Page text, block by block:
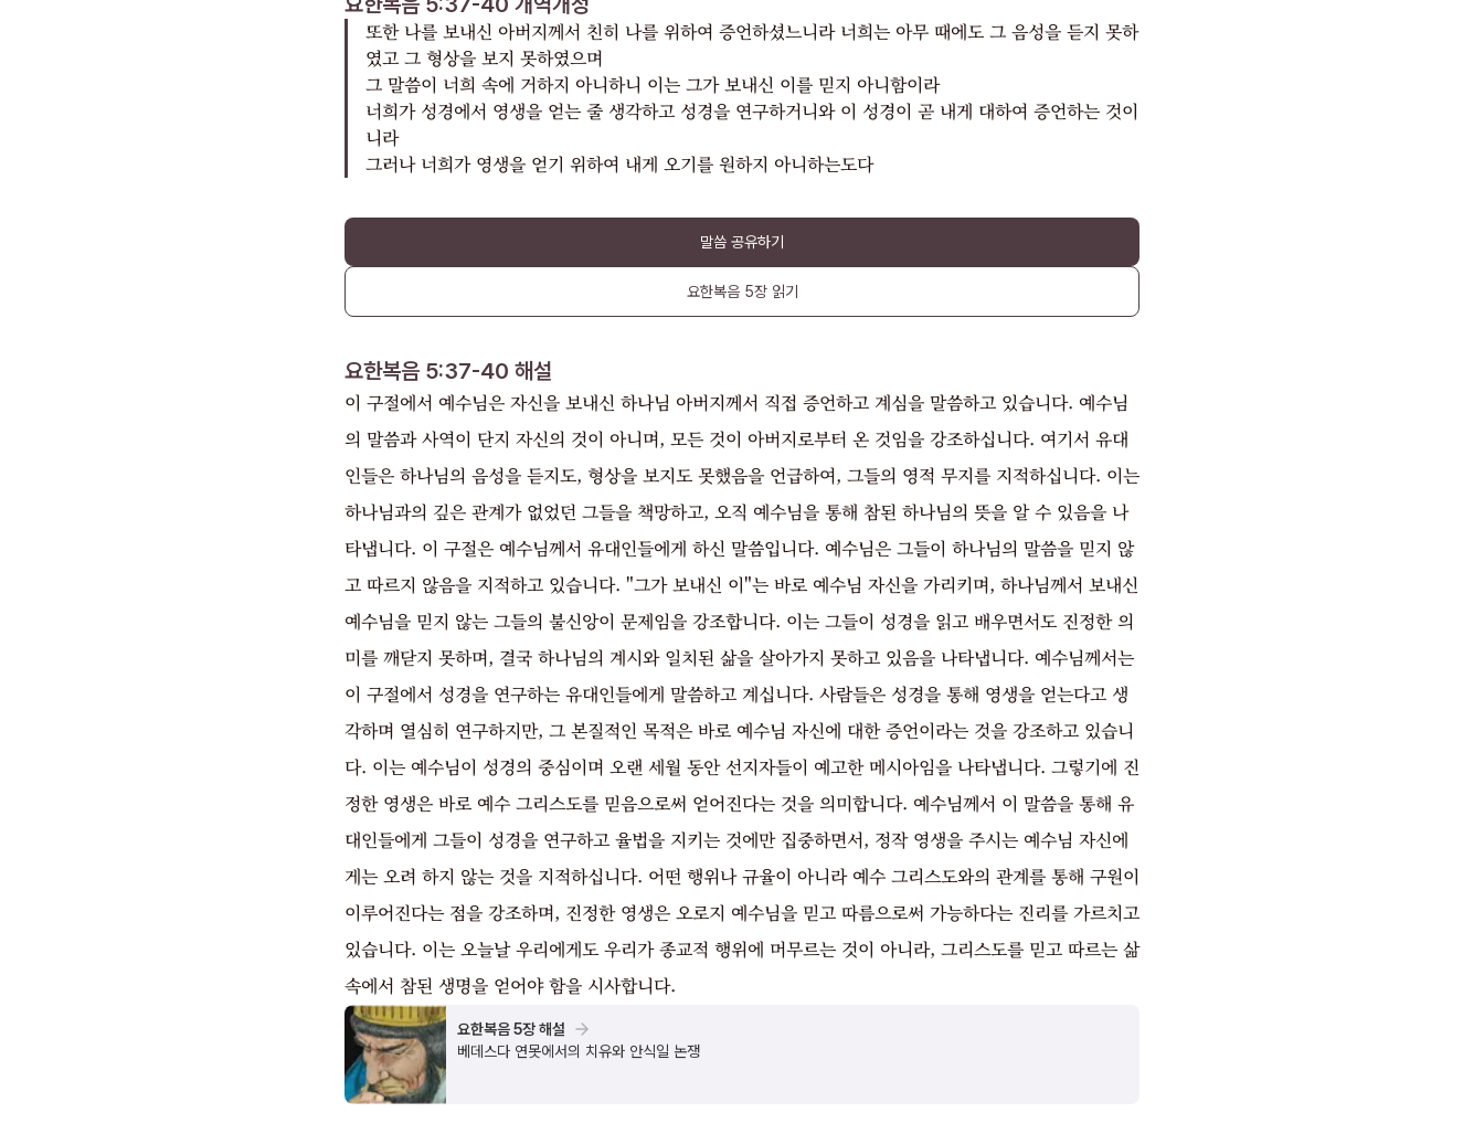
또한 나를 보내신 아버지께서 친히 나를 위하여 증언하셨느니라 너희는 아무 때에도 그 음성을 듣지 못하
였고 그 형상을 보지 못하였으며
그 말씀이 너희 속에 거하지 아니하니 이는 그가 보내신 이를 믿지 아니함이라
너희가 성경에서 영생을 얻는 줄 생각하고 성경을 연구하거니와 이 성경이 곧 내게 대하여 증언하는 것이
니라
그러나 너희가 영생을 얻기 위하여 내게 오기를 원하지 아니하는도다
말씀 공유하기
요한복음 5장읽기
요한복음 5:37-40 해설
이 구절에서 예수님은 자신을 보내신 하나님 아버지께서 직접 증언하고 계심을 말씀하고 있습니다. 예수님
의 말씀과 사역이 단지 자신의 것이 아니며, 모든 것이 아버지로부터 온 것임을 강조하십니다. 여기서 유대
인들은 하나님의 음성을 듣지도, 형상을 보지도 못했음을 언급하여, 그들의 영적 무지를 지적하십니다. 이는
하나님과의 깊은 관계가 없었던 그들을 책망하고, 오직 예수님을 통해 참된 하나님의 뜻을 알 수 있음을 나
타냅니다. 이 구절은 예수님께서 유대인들에게 하신 말씀입니다. 예수님은 그들이 하나님의 말씀을 믿지 않
고 따르지 않음을 지적하고 있습니다. "그가 보내신 이"는 바로 예수님 자신을 가리키며, 하나님께서 보내신
예수님을 믿지 않는 그들의 불신앙이 문제임을 강조합니다. 이는 그들이 성경을 읽고 배우면서도 진정한 의
미를 깨닫지 못하며, 결국 하나님의 계시와 일치된 삶을 살아가지 못하고 있음을 나타냅니다. 예수님께서는
이 구절에서 성경을 연구하는 유대인들에게 말씀하고 계십니다. 사람들은 성경을 통해 영생을 얻는다고 생
각하며 열심히 연구하지만, 그 본질적인 목적은 바로 예수님 자신에 대한 증언이라는 것을 강조하고 있습니
다. 이는 예수님이 성경의 중심이며 오랜 세월 동안 선지자들이 예고한 메시아임을 나타냅니다. 그렇기에 진
정한 영생은 바로 예수 그리스도를 믿음으로써 얻어진다는 것을 의미합니다. 예수님께서 이 말씀을 통해 유
대인들에게 그들이 성경을 연구하고 율법을 지키는 것에만 집중하면서, 정작 영생을 주시는 예수님 자신에
게는 오려 하지 않는 것을 지적하십니다. 어떤 행위나 규율이 아니라 예수 그리스도와의 관계를 통해 구원이
이루어진다는 점을 강조하며, 진정한 영생은 오로지 예수님을 믿고 따름으로써 가능하다는 진리를 가르치고
있습니다. 이는 오늘날 우리에게도 우리가 종교적 행위에 머무르는 것이 아니라, 그리스도를 믿고 따르는 삶
속에서 참된 생명을 얻어야 함을 시사합니다.
요한복음 5장 해설
베데스다 연못에서의 치유와 안식일 논쟁